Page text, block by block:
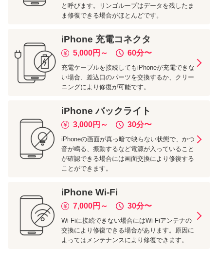
と呼びます。リンゴループはデータを残したま
ま修復できる場合がほとんどです。
iPhone 充電コネクタ
5,000円～ 60分〜
充電ケーブルを接続してもiPhoneが充電できな
い場合、差込口のパーツを交換するか、クリー
ニングにより修復が可能です。
iPhone バックライト
3,000円～ 30分〜
iPhoneの画面が真っ暗で映らない状態で、かつ
音が鳴る、振動するなど電源が入っていること
が確認できる場合には画面交換により修復する
ことができます。
iPhone Wi-Fi
7,000円～ 30分〜
Wi-Fiに接続できない場合にはWi-Fiアンテナの
交換により修復できる場合があります。原因に
よってはメンテナンスにより修復できます。